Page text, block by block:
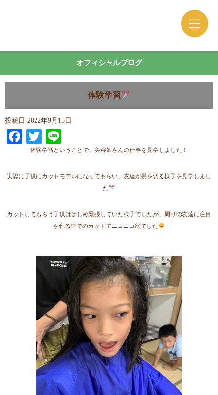
オフィシャルブログ
体験学習
投稿日 2022年9月15日
Facebook
Twitter
体験学習ということで、美容師さんの仕事を見学しました！
実際に子供にカットモデルになってもらい、友達が髪を切る様子を見学しまし
た
カットしてもらう子供ははじめ緊張していた様子でしたが、周りの友達に注目
される中でのカットでニコニコ顔でした